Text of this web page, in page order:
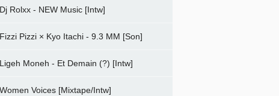
Dj Rolxx - NEW Music [Intw]
Fizzi Pizzi × Kyo Itachi - 9.3 MM [Son]
Ligeh Moneh - Et Demain (?) [Intw]
Women Voices [Mixtape/Intw]